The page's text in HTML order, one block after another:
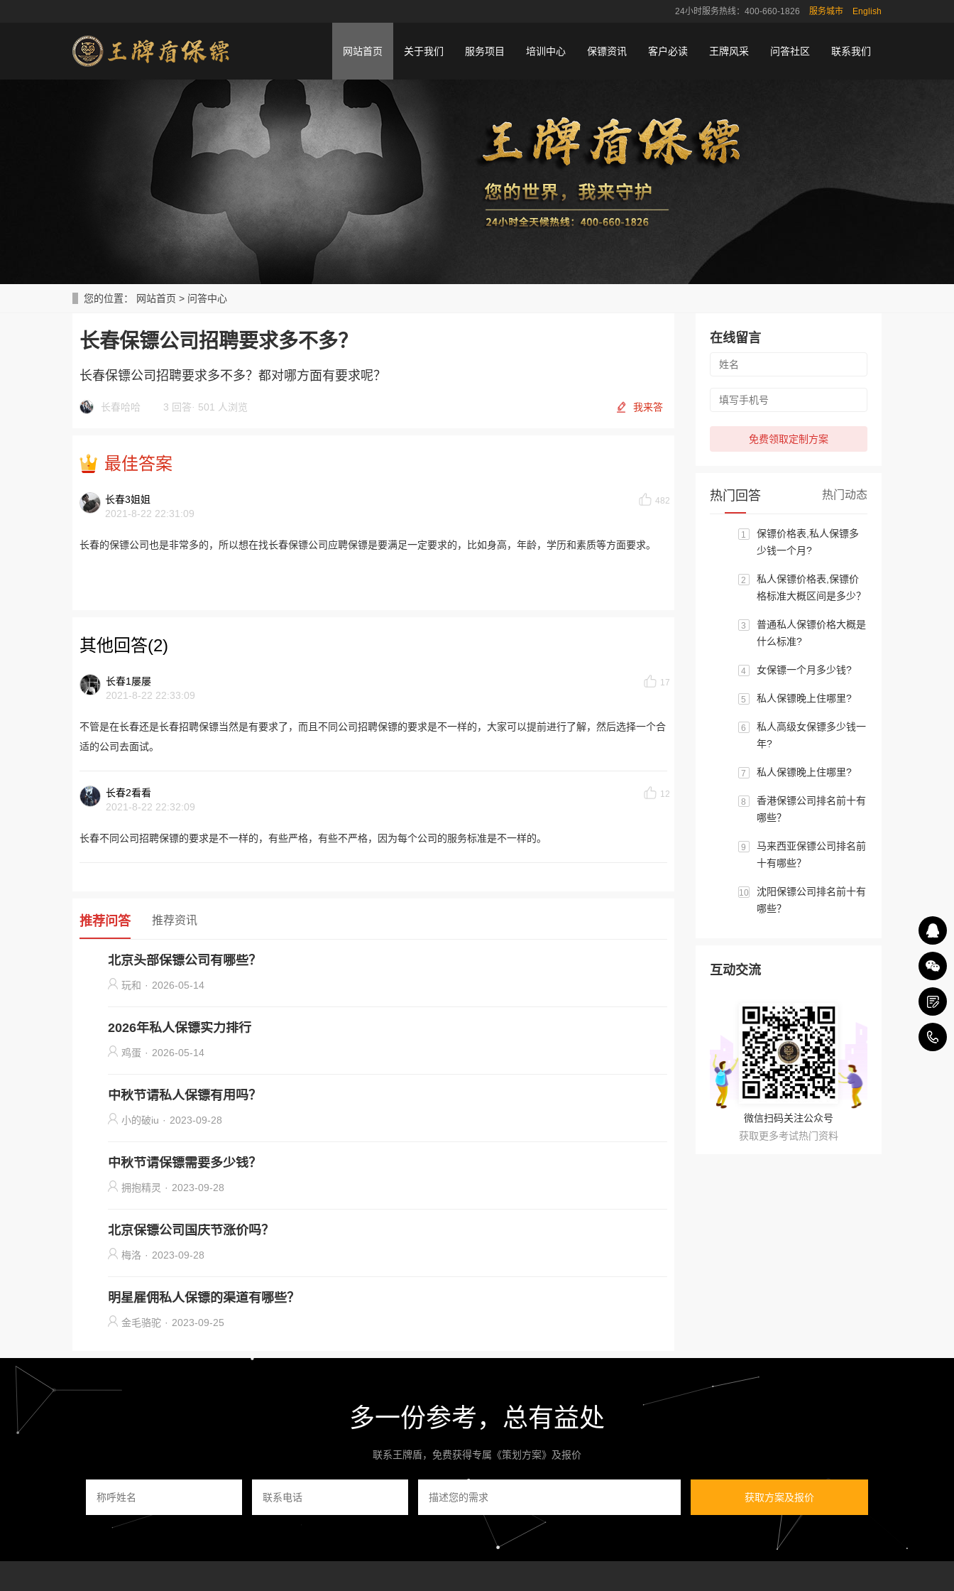
24小时服务热线：400-660-1826 服务城市 English
网站首页 关于我们 服务项目 培训中心 保镖资讯 客户必读 王牌风采 问答社区 联系我们
您的位置： 网站首页 > 问答中心
长春保镖公司招聘要求多不多？
长春保镖公司招聘要求多不多？都对哪方面有要求呢？
长春哈哈 3 回答· 501 人浏览 我来答
最佳答案
长春3姐姐
2021-8-22 22:31:09
482
长春的保镖公司也是非常多的，所以想在找长春保镖公司应聘保镖是要满足一定要求的，比如身高，年龄，学历和素质等方面要求。
其他回答(2)
长春1屡屡
2021-8-22 22:33:09
17
不管是在长春还是长春招聘保镖当然是有要求了，而且不同公司招聘保镖的要求是不一样的，大家可以提前进行了解，然后选择一个合
适的公司去面试。
长春2看看
2021-8-22 22:32:09
12
长春不同公司招聘保镖的要求是不一样的，有些严格，有些不严格，因为每个公司的服务标准是不一样的。
推荐问答 推荐资讯
北京头部保镖公司有哪些？
玩和 · 2026-05-14
2026年私人保镖实力排行
鸡蛋 · 2026-05-14
中秋节请私人保镖有用吗？
小的破iu · 2023-09-28
中秋节请保镖需要多少钱？
拥抱精灵 · 2023-09-28
北京保镖公司国庆节涨价吗？
梅洛 · 2023-09-28
明星雇佣私人保镖的渠道有哪些？
金毛骆驼 · 2023-09-25
在线留言
免费领取定制方案
热门回答 热门动态
1
保镖价格表,私人保镖多
少钱一个月?
2
私人保镖价格表,保镖价
格标准大概区间是多少？
3
普通私人保镖价格大概是
什么标准?
4 女保镖一个月多少钱?
5 私人保镖晚上住哪里?
6
私人高级女保镖多少钱一
年?
7 私人保镖晚上住哪里?
8
香港保镖公司排名前十有
哪些？
9
马来西亚保镖公司排名前
十有哪些？
10
沈阳保镖公司排名前十有
哪些？
互动交流
微信扫码关注公众号
获取更多考试热门资料
多一份参考，总有益处
联系王牌盾，免费获得专属《策划方案》及报价
获取方案及报价